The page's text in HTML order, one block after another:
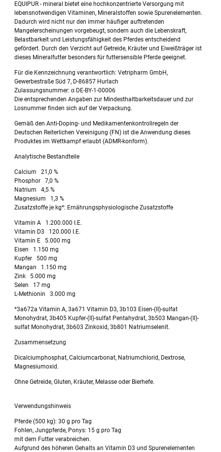
EQUIPUR - mineral bietet eine hochkonzentrierte Versorgung mit
lebensnotwendigen Vitaminen, Mineralstoffen sowie Spurenelementen.
Dadurch wird nicht nur den immer häufiger auftretenden
Mangelerscheinungen vorgebeugt, sondern auch die Lebenskraft,
Belastbarkeit und Leistungsfähigkeit des Pferdes entscheidend
gefördert. Durch den Verzicht auf Getreide, Kräuter und Eiweißträger ist
dieses Mineralfutter besonders für futtersensible Pferde geeignet.
Für die Kennzeichnung verantwortlich: Vetripharm GmbH,
Gewerbestraße Süd 7, D-86857 Hurlach
Zulassungsnummer: α DE-BY-1-00006
Die entsprechenden Angaben zur Mindesthaltbarkeitsdauer und zur
Losnummer finden sich auf der Verpackung.
Gemäß den Anti-Doping- und Medikamentenkontrollregeln der
Deutschen Reiterlichen Vereinigung (FN) ist die Anwendung dieses
Produktes im Wettkampf erlaubt (ADMR-konform).
Analytische Bestandteile
Calcium 21,0 %
Phosphor 7,0 %
Natrium 4,5 %
Magnesium 1,3 %
Zusatzstoffe je kg*: Ernährungsphysiologische Zusatzstoffe
Vitamin A 1.200.000 I.E.
Vitamin D3 120.000 I.E.
Vitamin E 5.000 mg
Eisen 1.150 mg
Kupfer 500 mg
Mangan 1.150 mg
Zink 5.000 mg
Selen 17 mg
L-Methionin 3.000 mg
*3a672a Vitamin A, 3a671 Vitamin D3, 3b103 Eisen-(II)-sulfat
Monohydrat, 3b405 Kupfer-(II)-sulfat Pentahydrat, 3b503 Mangan-(II)-
sulfat Monohydrat, 3b603 Zinkoxid, 3b801 Natriumselenit.
Zusammensetzung
Dicalciumphosphat, Calciumcarbonat, Natriumchlorid, Dextrose,
Magnesiumoxid.
Ohne Getreide, Gluten, Kräuter, Melasse oder Bierhefe.
Verwendungshinweis
Pferde (500 kg): 30 g pro Tag
Fohlen, Jungpferde, Ponys: 15 g pro Tag
mit dem Futter verabreichen.
Aufgrund des höheren Gehalts an Vitamin D3 und Spurenelementen